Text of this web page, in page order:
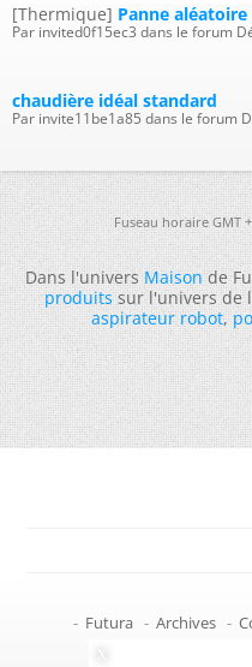
[Thermique] Panne
Par invited0f15ec3 dans le forum
chaudière idéal standard
Par invite11be1a85 dans le forum
Fuseau horaire GMT
Dans l'universMaisonde
produitssur l'univers de
aspirateur robot,
- Futura - Archives -